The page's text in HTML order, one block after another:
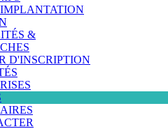
&
D'INSCRIPTION